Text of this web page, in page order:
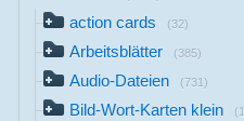
action cards (32)
Arbeitsblätter (385)
Audio-Dateien (731)
Bild-Wort-Karten klein